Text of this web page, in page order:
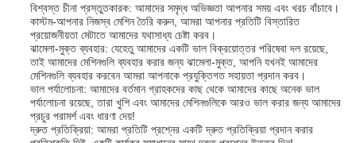
বিশ্বস্ত চীনা প্রস্তুতকারক: আমাদের সমৃদ্ধ অভিজ্ঞতা আপনার সময় এবং খরচ বাঁচাবে।
কাস্টম-আপনার নিজস্ব মেশিন তৈরি করুন, আমরা আপনার প্রতিটি বিস্তারিত
প্রয়োজনীয়তা মেটাতে আমাদের যথাসাধ্য চেষ্টা করব।
ঝামেলা-মুক্ত ব্যবহার: যেহেতু আমাদের একটি ভাল বিক্রয়োত্তর পরিষেবা দল রয়েছে,
তাই আমাদের মেশিনগুলি ব্যবহার করার জন্য ঝামেলা-মুক্ত, আপনি যখনই আমাদের
মেশিনগুলি ব্যবহার করবেন আমরা আপনাকে প্রযুক্তিগত সহায়তা প্রদান করব।
ভাল পর্যালোচনা: আমাদের বর্তমান গ্রাহকদের কাছ থেকে আমাদের কাছে অনেক ভাল
পর্যালোচনা রয়েছে, তারা খুশি এবং আমাদের মেশিনগুলিকে আরও ভাল করার জন্য আমাদের
প্রচুর পরামর্শ এবং ধারণা দেয়!
দ্রুত প্রতিক্রিয়া: আমরা প্রতিটি প্রশ্নের একটি দ্রুত প্রতিক্রিয়া প্রদান করার